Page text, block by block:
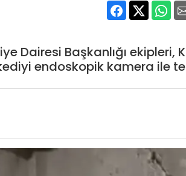
Dairesi Başkanlığı ekipleri,
endoskopik kamera ile